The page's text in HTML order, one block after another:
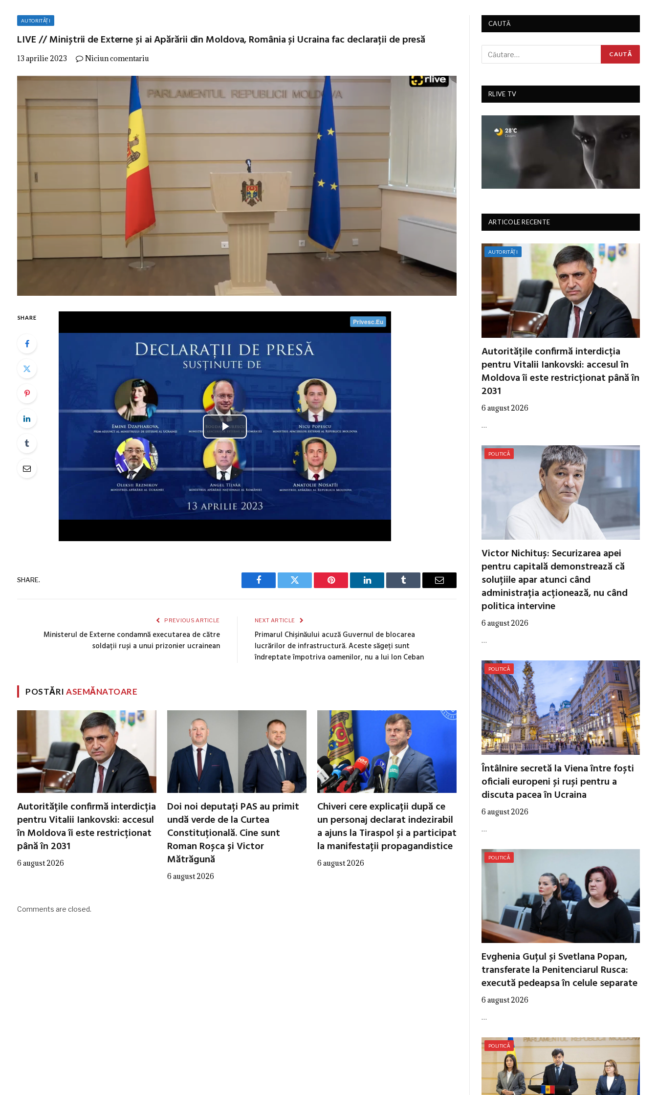
AUTORITĂȚI
LIVE // Miniștrii de Externe și ai Apărării din Moldova, România și Ucraina fac declarații de presă
13 aprilie 2023 Niciun comentariu
SHARE
SHARE.
Facebook Twitter Pinterest LinkedIn Tumblr Email
PREVIOUS ARTICLE
Ministerul de Externe condamnă executarea de către
soldații ruși a unui prizonier ucrainean
NEXT ARTICLE
Primarul Chișinăului acuză Guvernul de blocarea
lucrărilor de infrastructură. Aceste săgeți sunt
îndreptate împotriva oamenilor, nu a lui Ion Ceban
POSTĂRIASEMĂNATOARE
Autoritățile confirmă interdicția
pentru Vitalii Iankovski: accesul
în Moldova îi este restricționat
până în 2031
6 august 2026
Doi noi deputați PAS au primit
undă verde de la Curtea
Constituțională. Cine sunt
Roman Roșca și Victor
Mătrăgună
6 august 2026
Chiveri cere explicații după ce
un personaj declarat indezirabil
a ajuns la Tiraspol și a participat
la manifestații propagandistice
6 august 2026
Comments are closed.
CAUTĂ
RLIVE TV
ARTICOLE RECENTE
AUTORITĂȚI
Autoritățile confirmă interdicția
pentru Vitalii Iankovski: accesul în
Moldova îi este restricționat până în
2031
6 august 2026
…
POLITICĂ
Victor Nichituș: Securizarea apei
pentru capitală demonstrează că
soluțiile apar atunci când
administrația acționează, nu când
politica intervine
6 august 2026
…
POLITICĂ
Întâlnire secretă la Viena între foști
oficiali europeni și ruși pentru a
discuta pacea în Ucraina
6 august 2026
…
POLITICĂ
Evghenia Guțul și Svetlana Popan,
transferate la Penitenciarul Rusca:
execută pedeapsa în celule separate
6 august 2026
…
POLITICĂ